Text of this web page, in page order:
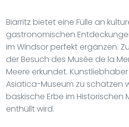
Biarritz bietet eine Fülle an
gastronomischen
im Windsor perfekt ergänzen.
der Besuch des Musée de la
Meere erkundet.
Asiatica-Museum zu schätzen
baskische Erbe im Historischen
enthüllt wird.